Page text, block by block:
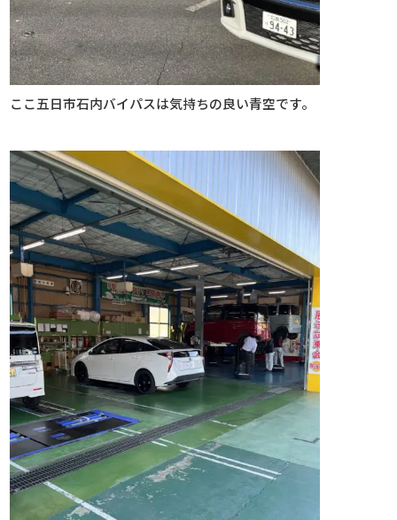
ここ五日市石内バイパスは気持ちの良い青空です。